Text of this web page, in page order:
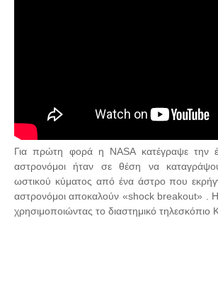
Για πρώτη φορά η NASA κατέγραψε την
αστρονόμοι ήταν σε θέση να
ωστικού κύματος από ένα άστρο που
αστρονόμοι αποκαλούν «shock breakout» .
χρησιμοποιώντας το διαστημικό τηλεσκόπιο